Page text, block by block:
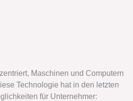
Maschinen und Computern
Technologie hat in den letzten
für Unternehmer: